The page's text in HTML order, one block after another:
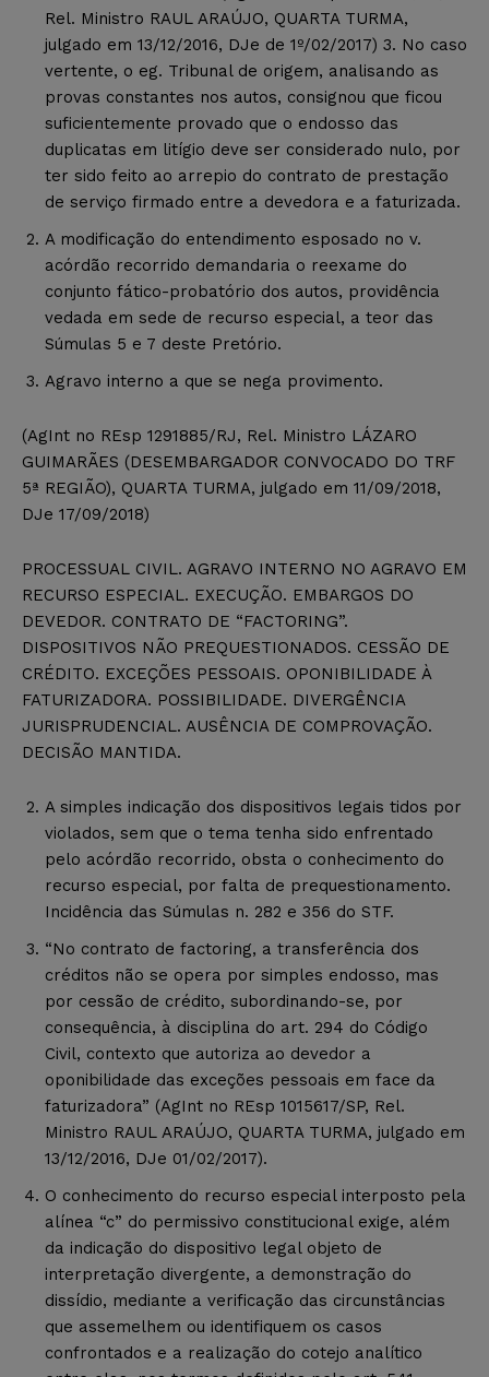
Rel. Ministro RAUL ARAÚJO, QUARTA TURMA,
julgado em 13/12/2016, DJe de 1º/02/2017) 3. No caso
vertente, o eg. Tribunal de origem, analisando as
provas constantes nos autos, consignou que ficou
suficientemente provado que o endosso das
duplicatas em litígio deve ser considerado nulo, por
ter sido feito ao arrepio do contrato de prestação
de serviço firmado entre a devedora e a faturizada.
A modificação do entendimento esposado no v.
acórdão recorrido demandaria o reexame do
conjunto fático-probatório dos autos, providência
vedada em sede de recurso especial, a teor das
Súmulas 5 e 7 deste Pretório.
Agravo interno a que se nega provimento.
(AgInt no REsp 1291885/RJ, Rel. Ministro LÁZARO
GUIMARÃES (DESEMBARGADOR CONVOCADO DO TRF
5ª REGIÃO), QUARTA TURMA, julgado em 11/09/2018,
DJe 17/09/2018)
PROCESSUAL CIVIL. AGRAVO INTERNO NO AGRAVO EM
RECURSO ESPECIAL. EXECUÇÃO. EMBARGOS DO
DEVEDOR. CONTRATO DE “FACTORING”.
DISPOSITIVOS NÃO PREQUESTIONADOS. CESSÃO DE
CRÉDITO. EXCEÇÕES PESSOAIS. OPONIBILIDADE À
FATURIZADORA. POSSIBILIDADE. DIVERGÊNCIA
JURISPRUDENCIAL. AUSÊNCIA DE COMPROVAÇÃO.
DECISÃO MANTIDA.
A simples indicação dos dispositivos legais tidos por
violados, sem que o tema tenha sido enfrentado
pelo acórdão recorrido, obsta o conhecimento do
recurso especial, por falta de prequestionamento.
Incidência das Súmulas n. 282 e 356 do STF.
“No contrato de factoring, a transferência dos
créditos não se opera por simples endosso, mas
por cessão de crédito, subordinando-se, por
consequência, à disciplina do art. 294 do Código
Civil, contexto que autoriza ao devedor a
oponibilidade das exceções pessoais em face da
faturizadora” (AgInt no REsp 1015617/SP, Rel.
Ministro RAUL ARAÚJO, QUARTA TURMA, julgado em
13/12/2016, DJe 01/02/2017).
O conhecimento do recurso especial interposto pela
alínea “c” do permissivo constitucional exige, além
da indicação do dispositivo legal objeto de
interpretação divergente, a demonstração do
dissídio, mediante a verificação das circunstâncias
que assemelhem ou identifiquem os casos
confrontados e a realização do cotejo analítico